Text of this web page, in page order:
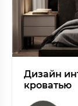
Дизайн
кроватью